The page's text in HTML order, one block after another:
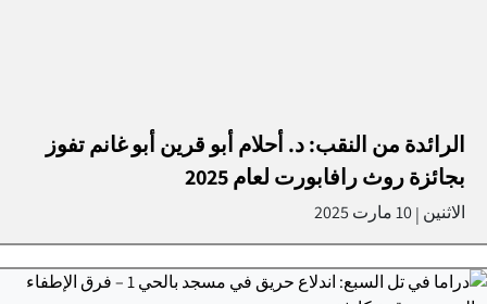
الرائدة من النقب: د. أحلام أبو قرين أبو غانم تفوز
بجائزة روث رافابورت لعام 2025
الاثنين |10 مارت 2025